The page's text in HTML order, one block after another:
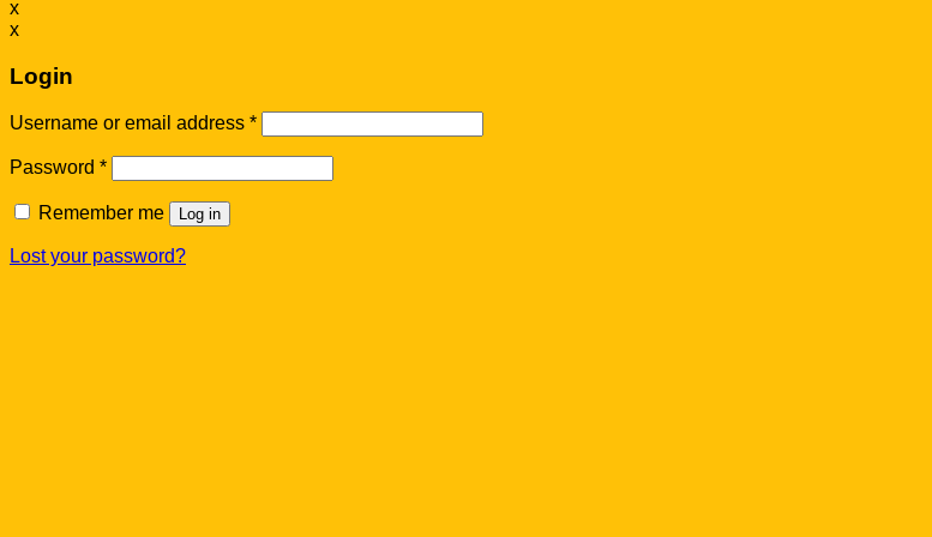
x
x
Login
Username or email address *
Password *
Remember me Log in
Lost your password?